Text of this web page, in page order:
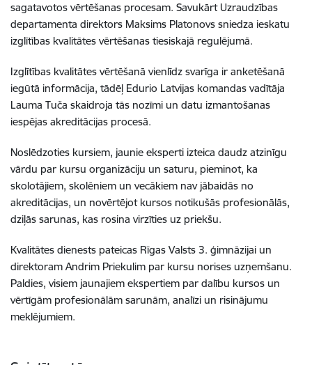
sagatavotos vērtēšanas procesam. Savukārt Uzraudzības
departamenta direktors Maksims Platonovs sniedza ieskatu
izglītības kvalitātes vērtēšanas tiesiskajā regulējumā.
Izglītības kvalitātes vērtēšanā vienlīdz svarīga ir anketēšanā
iegūtā informācija, tādēļ Edurio Latvijas komandas vadītāja
Lauma Tuča skaidroja tās nozīmi un datu izmantošanas
iespējas akreditācijas procesā.
Noslēdzoties kursiem, jaunie eksperti izteica daudz atzinīgu
vārdu par kursu organizāciju un saturu, pieminot, ka
skolotājiem, skolēniem un vecākiem nav jābaidās no
akreditācijas, un novērtējot kursos notikušās profesionālās,
dziļās sarunas, kas rosina virzīties uz priekšu.
Kvalitātes dienests pateicas Rīgas Valsts 3. ģimnāzijai un
direktoram Andrim Priekulim par kursu norises uzņemšanu.
Paldies, visiem jaunajiem ekspertiem par dalību kursos un
vērtīgām profesionālām sarunām, analīzi un risinājumu
meklējumiem.